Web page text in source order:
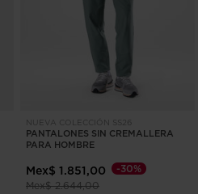
NUEVA COLECCIÓN SS26
PANTALONES SIN CREMALLERA
PARA HOMBRE
Mex$ 1.851,00
Precio reducido de
Mex$ 2.644,00a
-30%